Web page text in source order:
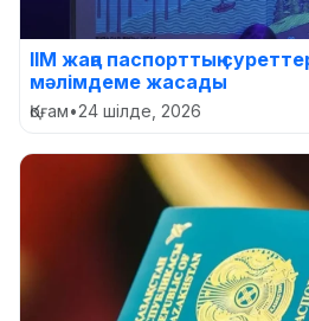
ІІМ жаңа паспорттың
мәлімдеме жасады
Қоғам•24 шілде, 2026